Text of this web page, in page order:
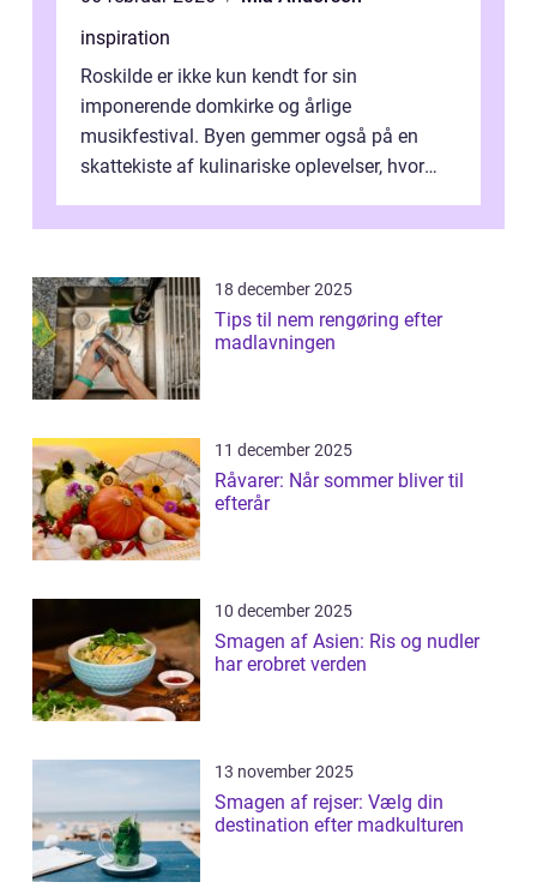
inspiration
Roskilde er ikke kun kendt for sin
imponerende domkirke og årlige
musikfestival. Byen gemmer også på en
skattekiste af kulinariske oplevelser, hvor
18 december 2025
Tips til nem rengøring efter
madlavningen
11 december 2025
Råvarer: Når sommer bliver til
efterår
10 december 2025
Smagen af Asien: Ris og nudler
har erobret verden
13 november 2025
Smagen af rejser: Vælg din
destination efter madkulturen